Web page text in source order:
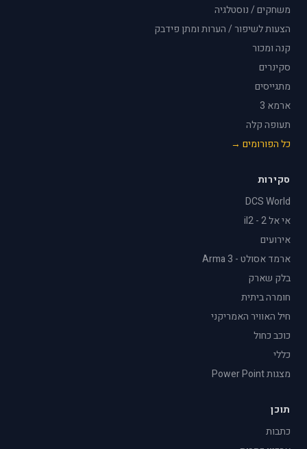
משחקים / נוסטלגיה
הצעות לשיפור / הערות ומתן פידבק
קנה ומכור
סקינרים
מתגייסים
ארמא 3
תעופה קלה
כל הפורומים →
סקירות
DCS World
אי אל 2 - il2
אירועים
ארמד אסולט - Arma 3
בלק שארק
חומרה ביתית
חיל האוויר האמריקני
כוכב כחול
כללי
מצגות Power Point
תוכן
כתבות